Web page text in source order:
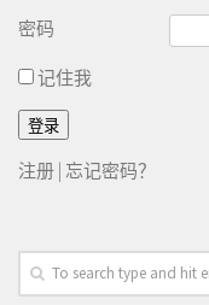
密码
记住我
注册 | 忘记密码？